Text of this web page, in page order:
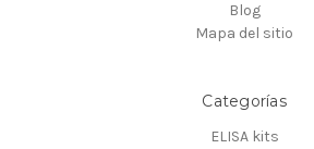
Blog
Mapa del sitio
Categorías
ELISA kits